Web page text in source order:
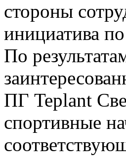
стороны
инициатива
По
ПГ Teplant
спортивные